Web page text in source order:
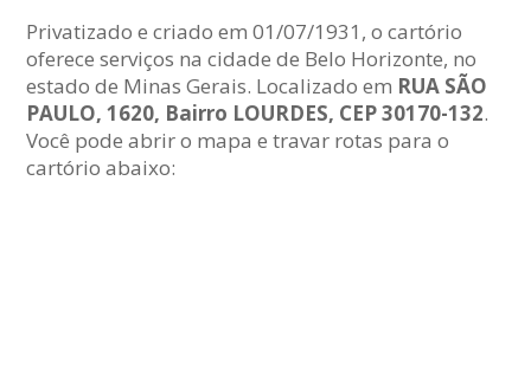
Privatizado e criado em 01/07/1931, o cartório
oferece serviços na cidade de Belo Horizonte, no
estado de Minas Gerais. Localizado em RUA SÃO
PAULO, 1620, Bairro LOURDES, CEP 30170-132.
Você pode abrir o mapa e travar rotas para o
cartório abaixo: